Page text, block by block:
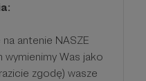
antenie NASZE
wymienimy Was jako
zgodę) wasze